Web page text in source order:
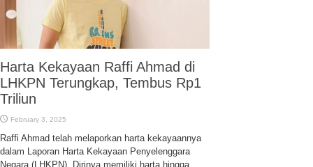
Harta Kekayaan Raffi Ahmad di
LHKPN Terungkap, Tembus Rp1
Triliun
February 3, 2025
Raffi Ahmad telah melaporkan harta kekayaannya
dalam Laporan Harta Kekayaan Penyelenggara
Negara (LHKPN). Dirinya memiliki harta hingga